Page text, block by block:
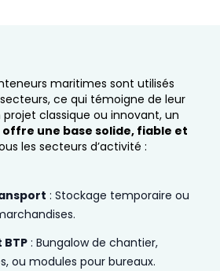
maritimes sont utilisés
ce qui témoigne de leur
classique ou innovant, un
offre une base solide, fiable et
les secteurs d’activité :
: Stockage temporaire ou
: Bungalow de chantier,
ou modules pour bureaux.